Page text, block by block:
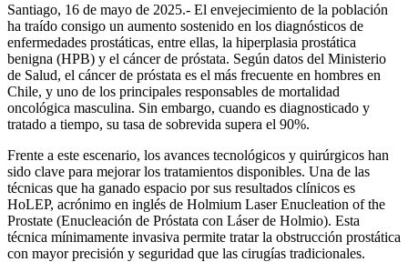
Santiago, 16 de mayo de 2025.- El envejecimiento de la población
ha traído consigo un aumento sostenido en los diagnósticos de
enfermedades prostáticas, entre ellas, la hiperplasia prostática
benigna (HPB) y el cáncer de próstata. Según datos del Ministerio
de Salud, el cáncer de próstata es el más frecuente en hombres en
Chile, y uno de los principales responsables de mortalidad
oncológica masculina. Sin embargo, cuando es diagnosticado y
tratado a tiempo, su tasa de sobrevida supera el 90%.
Frente a este escenario, los avances tecnológicos y quirúrgicos han
sido clave para mejorar los tratamientos disponibles. Una de las
técnicas que ha ganado espacio por sus resultados clínicos es
HoLEP, acrónimo en inglés de Holmium Laser Enucleation of the
Prostate (Enucleación de Próstata con Láser de Holmio). Esta
técnica mínimamente invasiva permite tratar la obstrucción prostática
con mayor precisión y seguridad que las cirugías tradicionales.